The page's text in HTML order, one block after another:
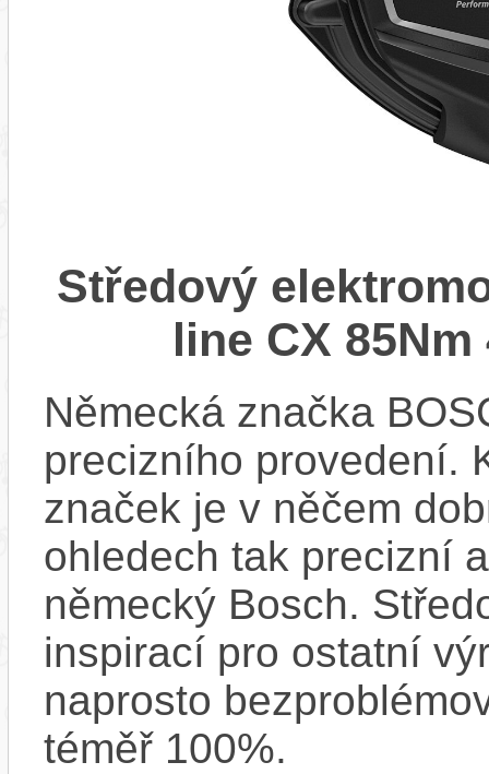
Středový
line CX
Německá značka
precizního provedení.
značek je v něčem
ohledech tak precizní
německý Bosch.
inspirací pro ostatní
naprosto
téměř 100%.